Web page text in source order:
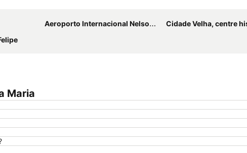
Aeroporto Internacional Nelson Mandela
Cidade Velha, centre historique de
Maria